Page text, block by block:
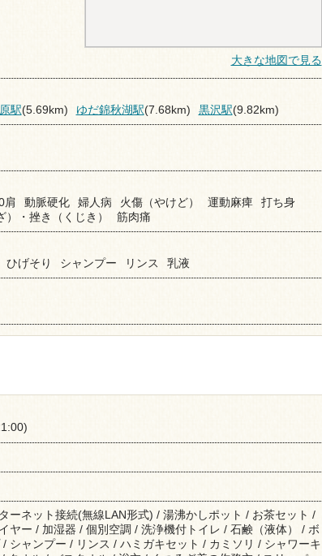
大きな地図で見る
駅(5.69km) ゆだ錦秋湖駅(7.68km) 黒沢駅(9.82km)
肩 動脈硬化 婦人病 火傷（やけど） 運動麻痺
打ち身
）・挫き（くじき） 筋肉痛
ひげそり シャンプー リンス 乳液
ーネット接続(無線LAN形式) / 湯沸かしポット / お茶セット /
ヤー / 加湿器 / 個別空調 / 洗浄機付トイレ / 石鹸（液体） / ボ
シャンプー / リンス / ハミガキセット / カミソリ / シャワーキ